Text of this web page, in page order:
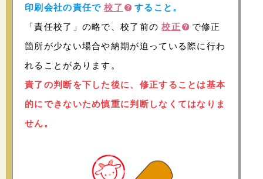
印刷会社の責任で 校了
すること。
「責任校了」の略で、校了前の 校正
で修正
箇所が少ない場合や納期が迫っている際に行わ
れることがあります。
責了の判断を下した後に、修正することは基本
的にできないため慎重に判断しなくてはなりま
せん。